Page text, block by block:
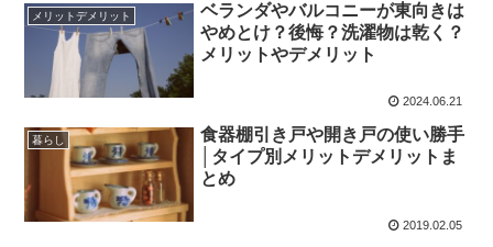
メリットデメリット
ベランダやバルコニーが東向きは
やめとけ？後悔？洗濯物は乾く？
メリットやデメリット
2024.06.21
暮らし
食器棚引き戸や開き戸の使い勝手
│タイプ別メリットデメリットま
とめ
2019.02.05